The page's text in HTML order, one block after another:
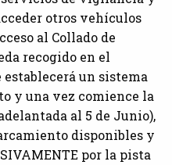
otros vehículos
al Collado de
recogido en el
un sistema
y una vez comience la
al 5 de Junio),
disponibles y
por la pista